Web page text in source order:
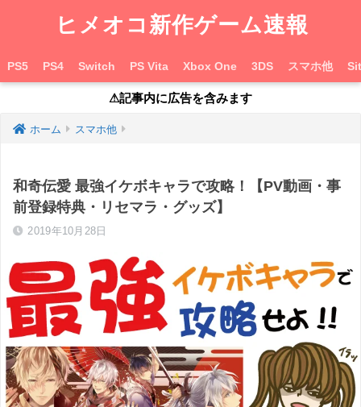
ヒメオコ新作ゲーム速報
PS5 PS4 Switch PS Vita Xbox One 3DS スマホ他
⚠︎記事内に広告を含みます
ホーム スマホ他
和奇伝愛 最強イケボキャラで攻略！【PV動画・事
前登録特典・リセマラ・グッズ】
2019年10月28日